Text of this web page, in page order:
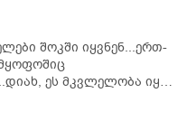
შოკში იყვნენ...ერთ-
ეს მკვლელობა იყო"
ტრაგედიის